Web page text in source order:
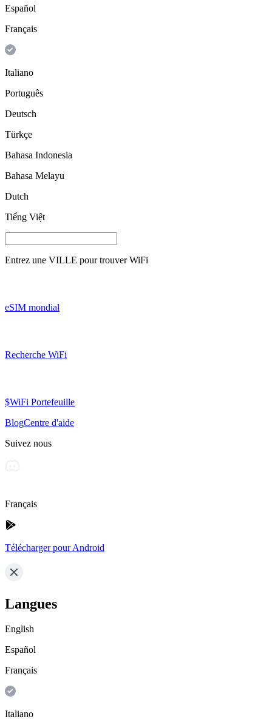
Español
Français
Italiano
Português
Deutsch
Türkçe
Bahasa Indonesia
Bahasa Melayu
Dutch
Tiếng Việt
Entrez une VILLE pour trouver WiFi
eSIM mondial
Recherche WiFi
$WiFi Portefeuille
BlogCentre d'aide
Suivez nous
Français
Télécharger pour Android
Langues
English
Español
Français
Italiano